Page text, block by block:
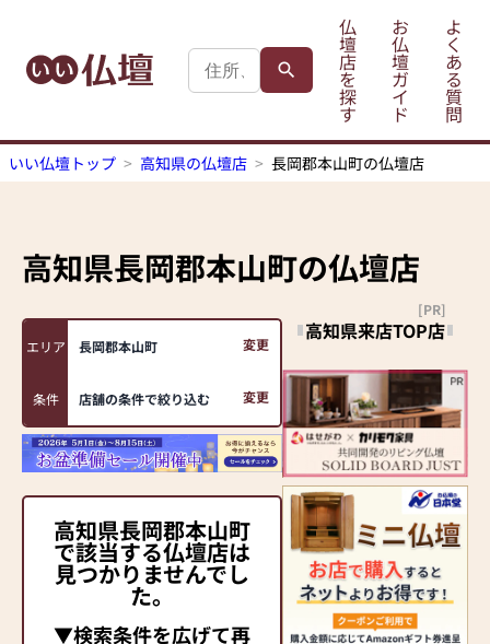
仏
壇
店
を
探
す
お
仏
壇
ガ
イ
ド
よ
く
あ
る
質
問
いい仏壇トップ 高知県の仏壇店 長岡郡本山町の仏壇店
高知県長岡郡本山町の仏壇店
エリア 長岡郡本山町 変更
条件 店舗の条件で絞り込む 変更
高知県長岡郡本山町
で該当する仏壇店は
見つかりませんでし
た。
▼検索条件を広げて再
高知県来店TOP店
[PR]